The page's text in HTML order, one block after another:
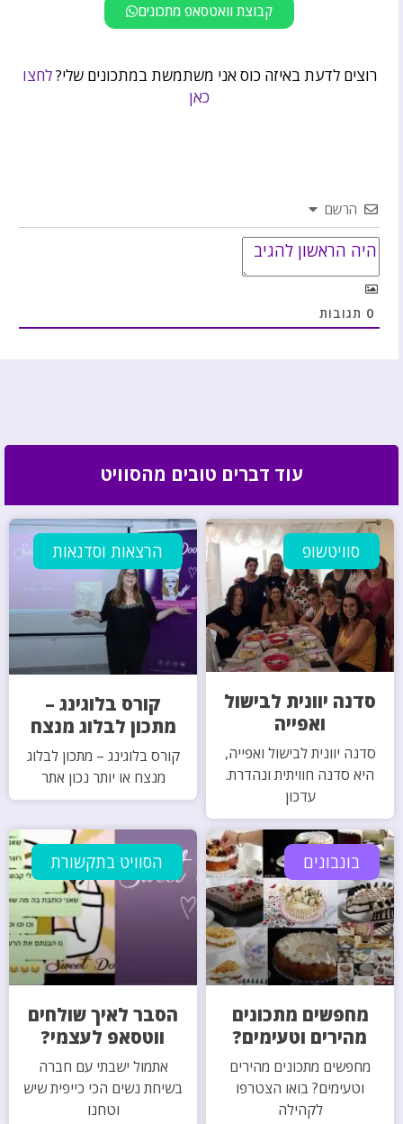
קבוצת וואטסאפ מתכונים
רוצים לדעת באיזה כוס אני משתמשת במתכונים שלי?לחצו
כאן
הרשם
0 תגובות
עוד דברים טובים מהסוויט
סוויטשופ
סדנה יוונית לבישול
ואפייה
סדנה יוונית לבישול ואפייה,
היא סדנה חוויתית ונהדרת.
עדכון
הרצאות וסדנאות
קורס בלוגינג –
מתכון לבלוג מנצח
קורס בלוגינג – מתכון לבלוג
מנצח או יותר נכון אתר
בונבונים
מחפשים מתכונים
מהירים וטעימים?
מחפשים מתכונים מהירים
וטעימים? בואו הצטרפו
לקהילה
הסוויט בתקשורת
הסבר לאיך שולחים
ווטסאפ לעצמי?
אתמול ישבתי עם חברה
בשיחת נשים הכי כייפית שיש
וטחנו